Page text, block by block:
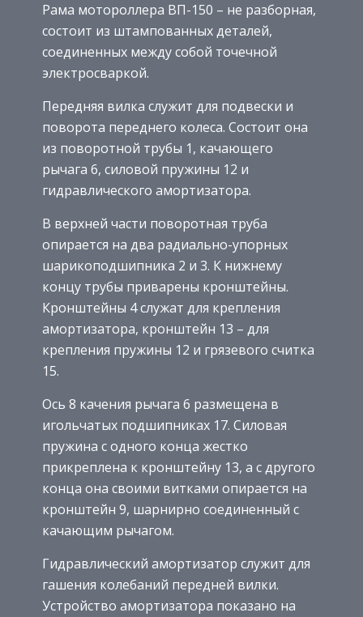
Рама мотороллера ВП-150 – не разборная,
состоит из штампованных деталей,
соединенных между собой точечной
электросваркой.
Передняя вилка служит для подвески и
поворота переднего колеса. Состоит она
из поворотной трубы 1, качающего
рычага 6, силовой пружины 12 и
гидравлического амортизатора.
В верхней части поворотная труба
опирается на два радиально-упорных
шарикоподшипника 2 и 3. К нижнему
концу трубы приварены кронштейны.
Кронштейны 4 служат для крепления
амортизатора, кронштейн 13 – для
крепления пружины 12 и грязевого считка
15.
Ось 8 качения рычага 6 размещена в
игольчатых подшипниках 17. Силовая
пружина с одного конца жестко
прикреплена к кронштейну 13, а с другого
конца она своими витками опирается на
кронштейн 9, шарнирно соединенный с
качающим рычагом.
Гидравлический амортизатор служит для
гашения колебаний передней вилки.
Устройство амортизатора показано на